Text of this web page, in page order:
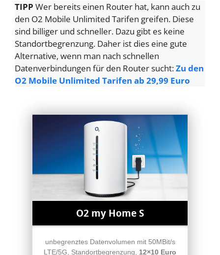
TIPP Wer bereits einen Router hat, kann auch zu
den O2 Mobile Unlimited Tarifen greifen. Diese
sind billiger und schneller. Dazu gibt es keine
Standortbegrenzung. Daher ist dies eine gute
Alternative, wenn man nach schnellen
Datenverbindungen für den Router sucht:Zu den
O2 Mobile Unlimited Tarifen ab 29,99 Euro
O2 my Home S
unbegrenztes Datenvolumen mit 50MBit/s
LTE/5G, Standortbegrenzung, 12×10 Euro